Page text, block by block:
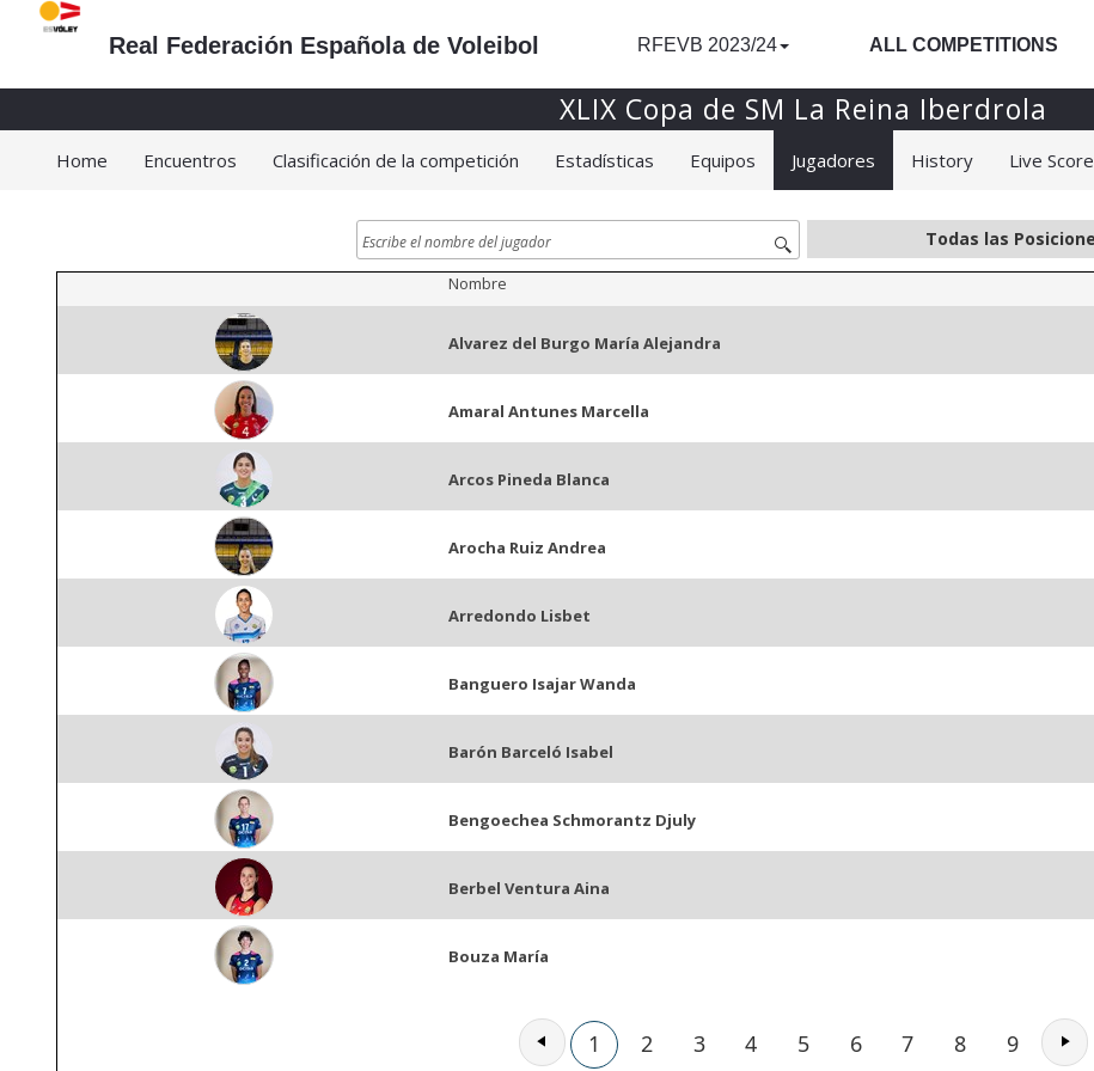
Real Federación Española de Voleibol RFEVB 2023/24 ALL COMPETITIONS
XLIX Copa de SM La Reina Iberdrola
Home Encuentros Clasificación de la competición Estadísticas Equipos Jugadores History Live Score
Nombre
Alvarez del Burgo María Alejandra
Amaral Antunes Marcella
Arcos Pineda Blanca
Arocha Ruiz Andrea
Arredondo Lisbet
Banguero Isajar Wanda
Barón Barceló Isabel
Bengoechea Schmorantz Djuly
Berbel Ventura Aina
Bouza María
1 2 3 4 5 6 7 8 9